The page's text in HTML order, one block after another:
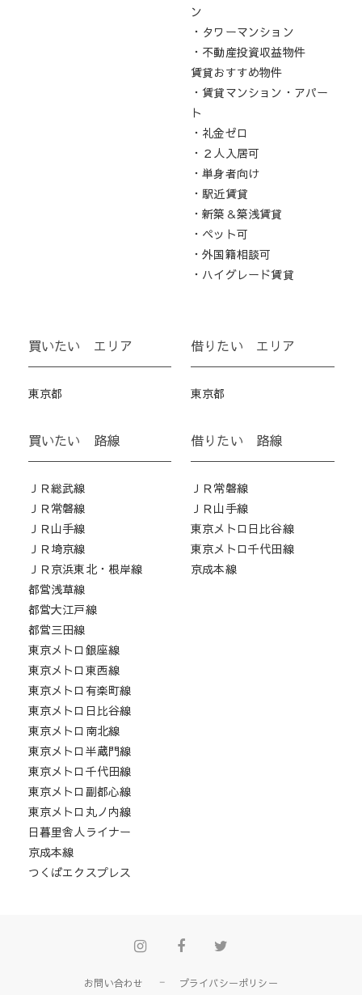
ン
・タワーマンション
・不動産投資収益物件
賃貸おすすめ物件
・賃貸マンション・アパー
ト
・礼金ゼロ
・２人入居可
・単身者向け
・駅近賃貸
・新築＆築浅賃貸
・ペット可
・外国籍相談可
・ハイグレード賃貸
買いたい エリア
東京都
買いたい 路線
ＪＲ総武線
ＪＲ常磐線
ＪＲ山手線
ＪＲ埼京線
ＪＲ京浜東北・根岸線
都営浅草線
都営大江戸線
都営三田線
東京メトロ銀座線
東京メトロ東西線
東京メトロ有楽町線
東京メトロ日比谷線
東京メトロ南北線
東京メトロ半蔵門線
東京メトロ千代田線
東京メトロ副都心線
東京メトロ丸ノ内線
日暮里舎人ライナー
京成本線
つくばエクスプレス
借りたい エリア
東京都
借りたい 路線
ＪＲ常磐線
ＪＲ山手線
東京メトロ日比谷線
東京メトロ千代田線
京成本線
InstagramFacebook
お問い合わせ プライバシーポリシー